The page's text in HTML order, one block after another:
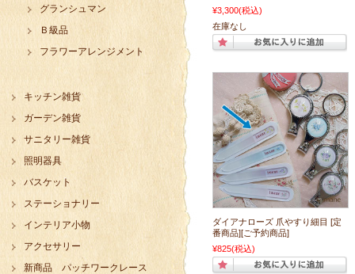
¥3,300(税込)
在庫なし
ダイアナローズ 爪やすり細目 [定
番商品][ご予約商品]
¥825(税込)
グランシュマン
Ｂ級品
フラワーアレンジメント
キッチン雑貨
ガーデン雑貨
サニタリー雑貨
照明器具
バスケット
ステーショナリー
インテリア小物
アクセサリー
新商品 パッチワークレース